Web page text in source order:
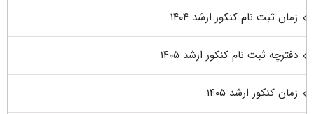
زمان ثبت نام کنکور ارشد ۱۴۰۴
دفترچه ثبت نام کنکور ارشد ۱۴۰۵
زمان کنکور ارشد ۱۴۰۵